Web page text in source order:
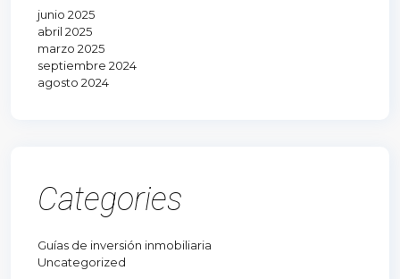
junio 2025
abril 2025
marzo 2025
septiembre 2024
agosto 2024
Categories
Guías de inversión inmobiliaria
Uncategorized